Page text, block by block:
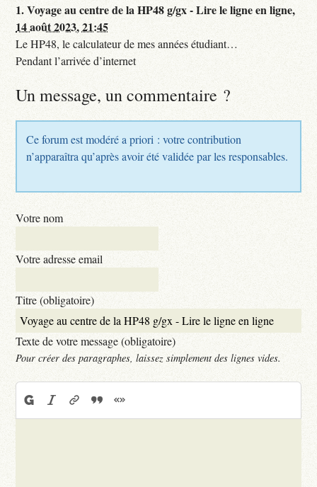
1.Voyage au centre de la HP48 g/gx - Lire le ligne en ligne,
14 août 2023, 21:45
Le HP48, le calculateur de mes années étudiant…
Pendant l’arrivée d’internet
Un message, un commentaire ?
Ce forum est modéré a priori : votre contribution
n’apparaîtra qu’après avoir été validée par les responsables.
Votre nom
Votre adresse email
Titre (obligatoire)
Texte de votre message (obligatoire)
Pour créer des paragraphes, laissez simplement des lignes vides.